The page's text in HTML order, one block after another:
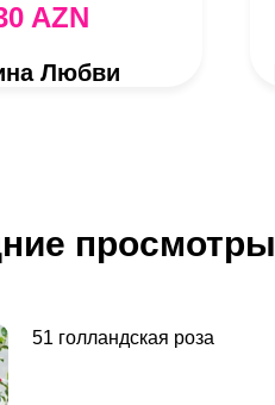
AZN
Любви
просмотры
51 голландская роза